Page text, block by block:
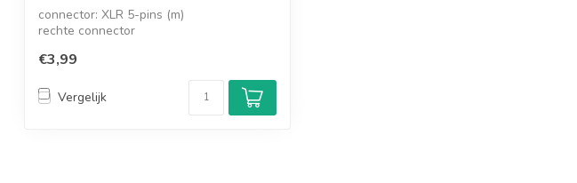
connector: XLR 5-pins (m)
rechte connector
verguld: ja / k...
€3,99
Vergelijk